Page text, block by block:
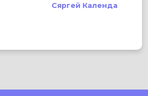
Сяргей Календа